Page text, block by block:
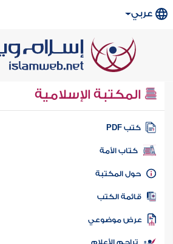
عربي
المكتبة الإسلامية
كتب PDF
كتاب الأمة
المكتبة
الكتب